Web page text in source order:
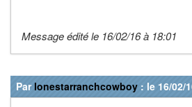
Message édité le 16/02/16 à 18:01
Par lonestarranchcowboy : le 16/02/